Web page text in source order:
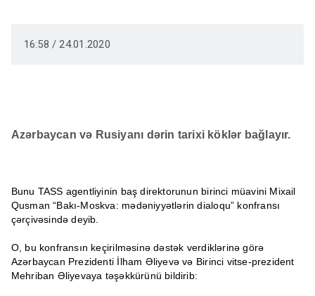
16:58 / 24.01.2020
Azərbaycan və Rusiyanı dərin tarixi köklər bağlayır.
Bunu TASS agentliyinin baş direktorunun birinci müavini Mixail
Qusman “Bakı-Moskva: mədəniyyətlərin dialoqu” konfransı
çərçivəsində deyib.
O, bu konfransın keçirilməsinə dəstək verdiklərinə görə
Azərbaycan Prezidenti İlham Əliyevə və Birinci vitse-prezident
Mehriban Əliyevaya təşəkkürünü bildirib: